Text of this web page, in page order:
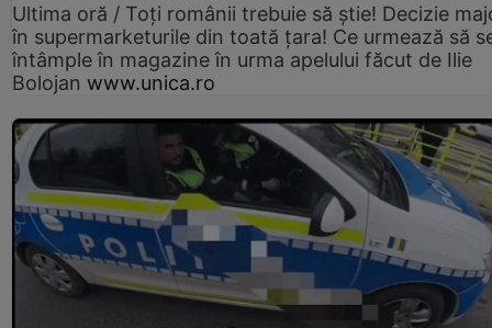
Ultima oră / Toți românii trebuie să știe! Decizie
în supermarketurile din toată țara! Ce urmează să
întâmple în magazine în urma apelului făcut de Ilie
Bolojan www.unica.ro